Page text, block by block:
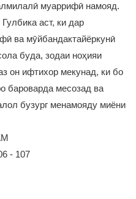
муаррифӣ намояд.
аст, ки дар
ва мӯйбандактайёркунӣ
буда, зодаи ноҳияи
он ифтихор мекунад, ки бо
бароварда месозад ва
бузург менамояду миёни
- 107